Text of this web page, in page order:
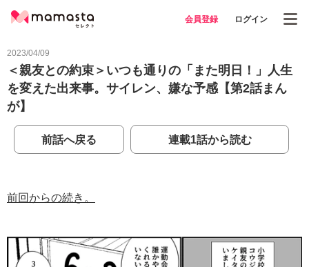
会員登録 ログイン
2023/04/09
＜親友との約束＞いつも通りの「また明日！」人生
を変えた出来事。サイレン、嫌な予感【第2話まん
が】
前話へ戻る 連載1話から読む
前回からの続き。